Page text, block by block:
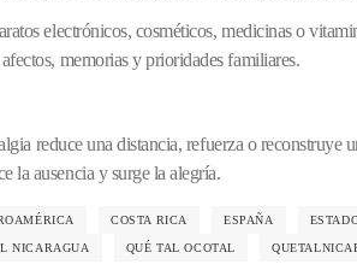
electrónicos, cosméticos, medicinas o
memorias y prioridades familiares.
reduce una distancia, refuerza o
la ausencia y surge la alegría.
COSTA RICA ESPAÑA
NICARAGUA QUÉ TAL OCOTAL